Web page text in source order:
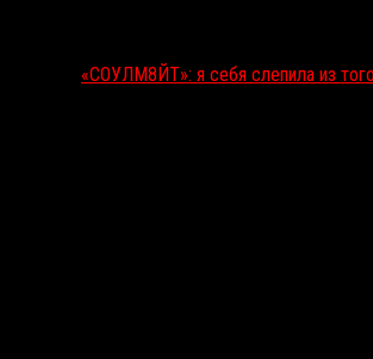
«СОУЛМ8ЙТ»: я себя слепила из